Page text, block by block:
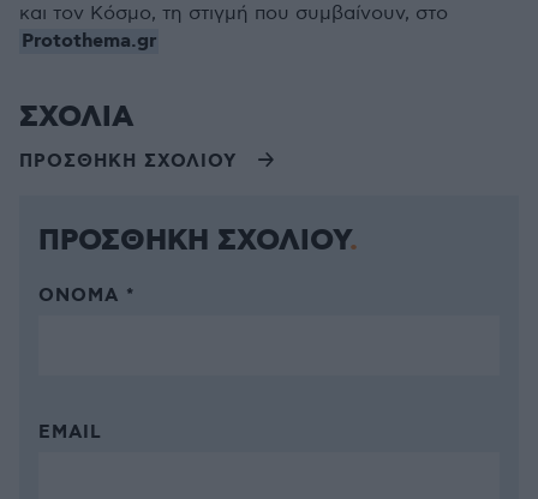
και τον Κόσμο, τη στιγμή που συμβαίνουν, στο
Protothema.gr
ΣΧΟΛΙΑ
ΠΡΟΣΘΗΚΗ ΣΧΟΛΙΟΥ
ΠΡΟΣΘΗΚΗ ΣΧΟΛΙΟΥ
ΌΝΟΜΑ *
EMAIL